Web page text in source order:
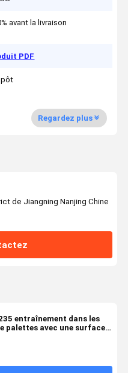
avant la livraison
PDF
Regardez plus
de Jiangning Nanjing Chine
entraînement dans les
palettes avec une surface